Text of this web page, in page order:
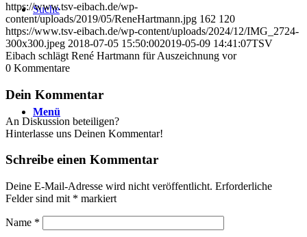
Suche
Menü
https://www.tsv-eibach.de/wp-
content/uploads/2019/05/ReneHartmann.jpg 162 120
https://www.tsv-eibach.de/wp-content/uploads/2024/12/IMG_2724-
300x300.jpeg 2018-07-05 15:50:002019-05-09 14:41:07TSV
Eibach schlägt René Hartmann für Auszeichnung vor
0 Kommentare
Dein Kommentar
An Diskussion beteiligen?
Hinterlasse uns Deinen Kommentar!
Schreibe einen Kommentar
Deine E-Mail-Adresse wird nicht veröffentlicht. Erforderliche
Felder sind mit * markiert
Name *